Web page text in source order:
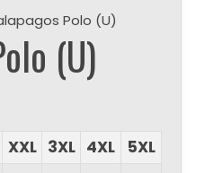
Polo (U)
(U)
XXL 3XL 4XL 5XL